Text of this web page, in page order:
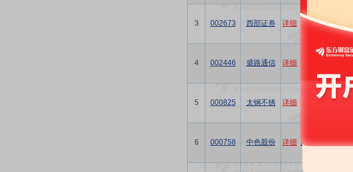
3 002673 西部证券 详细 股吧 市公司股
东的净利
4 002446 盛路通信 详细
归属于上
市公司股
润
5 000825 太钢不锈 详细
归属于上
市公司股
6 000758 中色股份 详细 股吧 每股收益